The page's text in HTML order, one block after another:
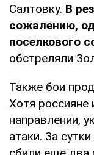
Салтовку. В
сожалению,
поселкового
обстреляли
Также бои
Хотя россияне
направлении,
атаки. За